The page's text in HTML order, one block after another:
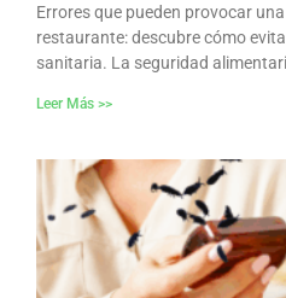
Errores que pueden provocar
restaurante: descubre cómo
sanitaria. La seguridad
Leer Más >>